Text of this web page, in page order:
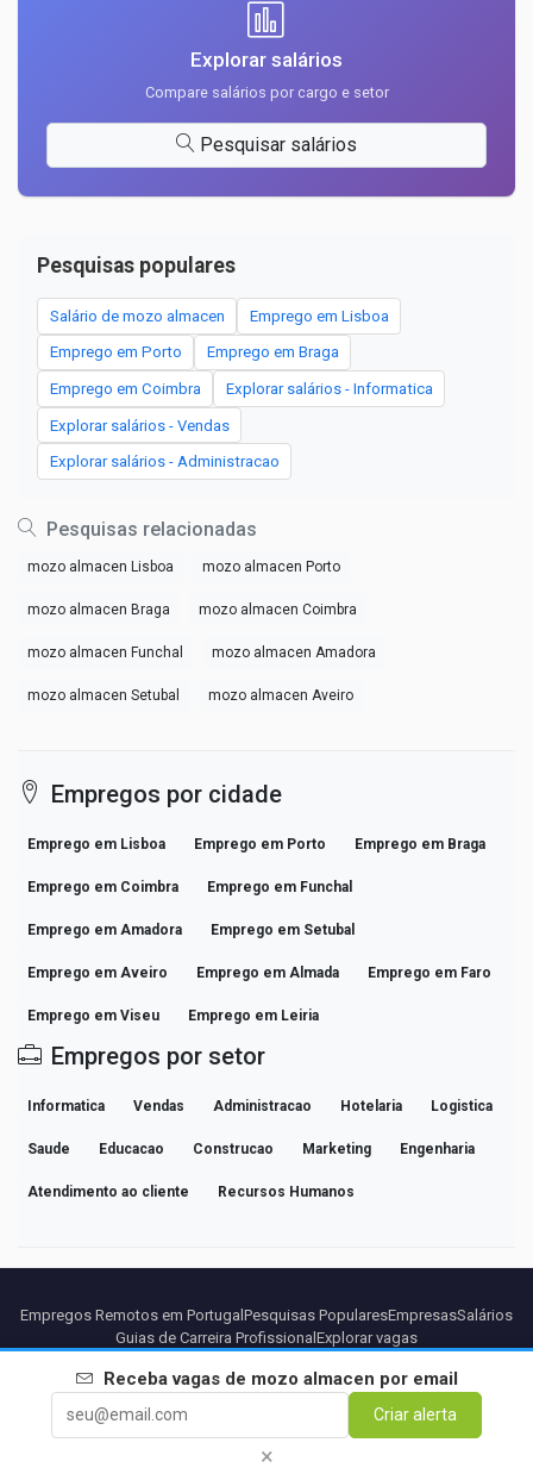
Explorar salários
Compare salários por cargo e setor
Pesquisar salários
Pesquisas populares
Salário de mozo almacen Emprego em Lisboa
Emprego em Porto Emprego em Braga
Emprego em Coimbra Explorar salários - Informatica
Explorar salários - Vendas
Explorar salários - Administracao
Pesquisas relacionadas
mozo almacen Lisboa mozo almacen Porto
mozo almacen Braga mozo almacen Coimbra
mozo almacen Funchal mozo almacen Amadora
mozo almacen Setubal mozo almacen Aveiro
Empregos por cidade
Emprego em Lisboa Emprego em Porto Emprego em Braga
Emprego em Coimbra Emprego em Funchal
Emprego em Amadora Emprego em Setubal
Emprego em Aveiro Emprego em Almada Emprego em Faro
Emprego em Viseu Emprego em Leiria
Empregos por setor
Informatica Vendas Administracao Hotelaria Logistica
Saude Educacao Construcao Marketing Engenharia
Atendimento ao cliente Recursos Humanos
Receba vagas de mozo almacen por email
Criar alerta
×
Empregos Remotos em Portugal Pesquisas PopularesEmpresasSalários
Guias de Carreira Profissional Explorar vagas
ParceirosAviso legalPrivacidadeTermosTermos Premium
Cancelar Premium
Contato
© 2026 BEBEE PLATFORM SL - ID ESB84471838